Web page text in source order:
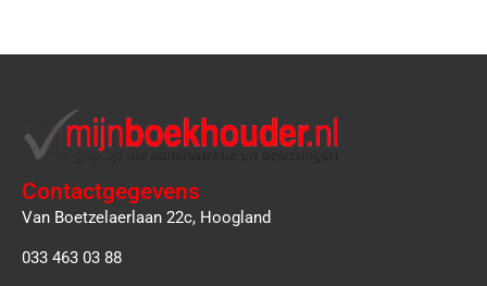
Contactgegevens
Van Boetzelaerlaan 22c, Hoogland
033 463 03 88